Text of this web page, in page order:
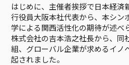
はじめに、主催者挨拶で日本経済
行役員大阪本社代表から、本シン
学による関西活性化の期待が述べ
株式会社の吉本浩之社長から、同
組、グローバル企業が求めるイノ
起されました。